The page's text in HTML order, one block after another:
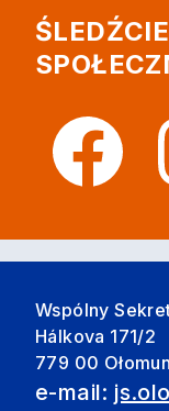
Wspólny
Hálkova 171/2
779 00
e-mail: